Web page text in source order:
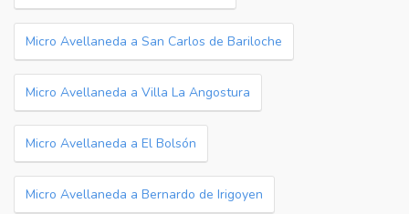
Micro Avellaneda a San Carlos de Bariloche
Micro Avellaneda a Villa La Angostura
Micro Avellaneda a El Bolsón
Micro Avellaneda a Bernardo de Irigoyen